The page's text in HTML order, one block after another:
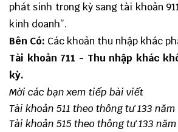
phát sinh trong kỳ sang tài khoản
kinh doanh”.
Bên Có: Các khoản thu nhập khác
Tài khoản 711 - Thu nhập khác
kỳ.
Mời các bạn xem tiếp bài viết
Tài khoản 511 theo thông tư 133 năm
Tài khoản 515 theo thông tư 133 năm